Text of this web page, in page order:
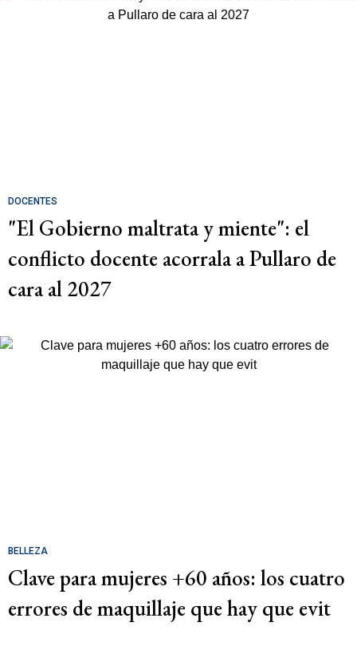
DOCENTES
"El Gobierno maltrata y miente": el
conflicto docente acorrala a Pullaro de
cara al 2027
BELLEZA
Clave para mujeres +60 años: los cuatro
errores de maquillaje que hay que evit